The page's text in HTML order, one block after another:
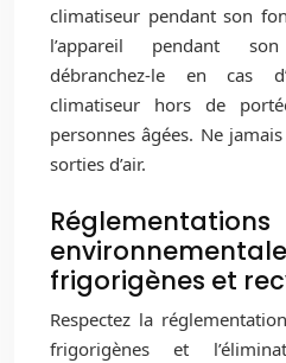
climatiseur pendant son
l’appareil pendant
débranchez-le en cas
climatiseur hors de
personnes âgées. Ne
sorties d’air.
Réglementations
frigorigènes et
Respectez la
frigorigènes et